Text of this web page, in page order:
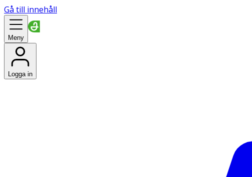
Gå till innehåll
Meny
Logga in